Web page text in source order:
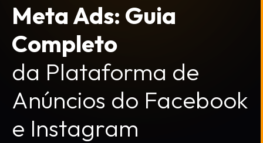
Meta Ads: Guia
Completo
da Plataforma de
Anúncios do Facebook
e Instagram